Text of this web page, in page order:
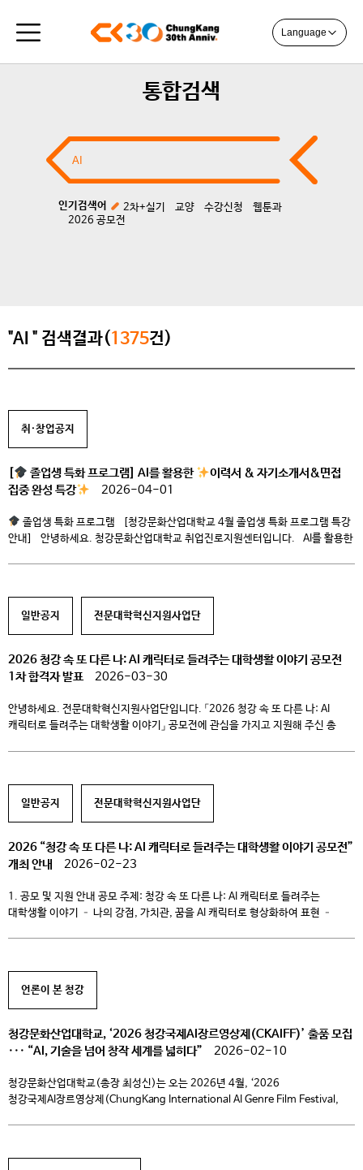
Language
통합검색
인기검색어 2차+실기 교양 수강신청
웹툰과
2026 공모전
"AI " 검색결과(1375건)
취·창업공지
[ 졸업생 특화 프로그램] AI를 활용한
이력서 & 자기소개서&면접
집중 완성 특강
2026-04-01
졸업생 특화 프로그램 [청강문화산업대학교 4월 졸업생 특화 프로그램 특강
안내] 안녕하세요. 청강문화산업대학교 취업진로지원센터입니다. AI를 활용한
pwd=wJ0axKDU6A3ylCDyPDbnd78F2Oha06.1 * […]
일반공지 전문대학혁신지원사업단
2026 청강 속 또 다른 나: AI 캐릭터로 들려주는 대학생활 이야기 공모전
1차 합격자 발표
2026-03-30
안녕하세요. 전문대학혁신지원사업단입니다. 「2026 청강 속 또 다른 나: AI
캐릭터로 들려주는 대학생활 이야기」 공모전에 관심을 가지고 지원해 주신 총
일반공지
전문대학혁신지원사업단
2026 “청강 속 또 다른 나: AI 캐릭터로 들려주는 대학생활 이야기 공모전”
개최 안내
2026-02-23
1. 공모 및 지원 안내 공모 주제: 청강 속 또 다른 나: AI 캐릭터로 들려주는
대학생활 이야기 – 나의 강점, 가치관, 꿈을 AI 캐릭터로 형상화하여 표현 –
언론이 본 청강
청강문화산업대학교, ‘2026 청강국제AI장르영상제(CKAIFF)’ 출품 모집
··· “AI, 기술을 넘어 창작 세계를 넓히다”
2026-02-10
청강문화산업대학교(총장 최성신)는 오는 2026년 4월, ‘2026
청강국제AI장르영상제(ChungKang International AI Genre Film Festival,